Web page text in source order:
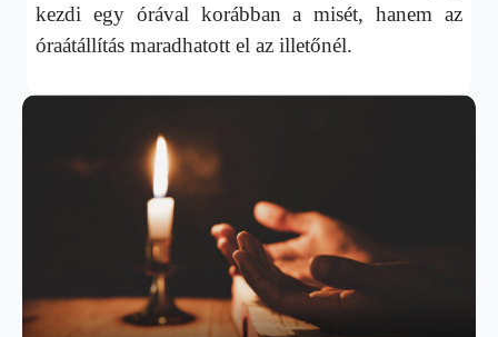
kezdi egy órával korábban a misét, hanem az
óraátállítás maradhatott el az illetőnél.